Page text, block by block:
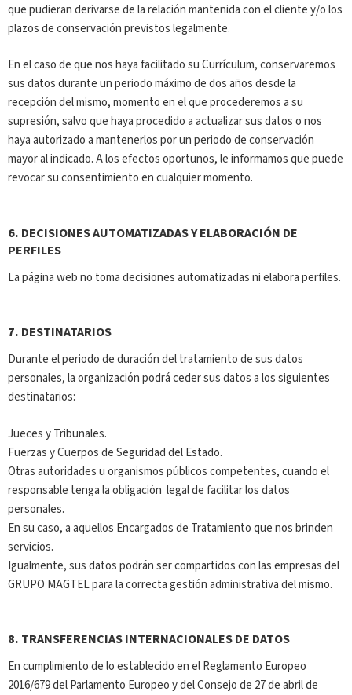
que pudieran derivarse de la relación mantenida con el cliente y/o los
plazos de conservación previstos legalmente.
En el caso de que nos haya facilitado su Currículum, conservaremos
sus datos durante un periodo máximo de dos años desde la
recepción del mismo, momento en el que procederemos a su
supresión, salvo que haya procedido a actualizar sus datos o nos
haya autorizado a mantenerlos por un periodo de conservación
mayor al indicado. A los efectos oportunos, le informamos que puede
revocar su consentimiento en cualquier momento.
6. DECISIONES AUTOMATIZADAS Y ELABORACIÓN DE
PERFILES
La página web no toma decisiones automatizadas ni elabora perfiles.
7. DESTINATARIOS
Durante el periodo de duración del tratamiento de sus datos
personales, la organización podrá ceder sus datos a los siguientes
destinatarios:
Jueces y Tribunales.
Fuerzas y Cuerpos de Seguridad del Estado.
Otras autoridades u organismos públicos competentes, cuando el
responsable tenga la obligación legal de facilitar los datos
personales.
En su caso, a aquellos Encargados de Tratamiento que nos brinden
servicios.
Igualmente, sus datos podrán ser compartidos con las empresas del
GRUPO MAGTEL para la correcta gestión administrativa del mismo.
8. TRANSFERENCIAS INTERNACIONALES DE DATOS
En cumplimiento de lo establecido en el Reglamento Europeo
2016/679 del Parlamento Europeo y del Consejo de 27 de abril de